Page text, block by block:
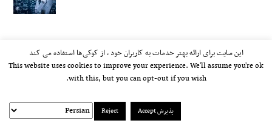
kayhan.london 2000-2026© خط مشی استفاده مجاز از وب‌سایت
این سایت برای ارائه بهتر خدمات به کاربران خود ، از کوکی‌ها استفاده می کند
This website uses cookies to improve your experience. We'll assume you're ok
with this, but you can opt-out if you wish.
پذیرش Accept Reject